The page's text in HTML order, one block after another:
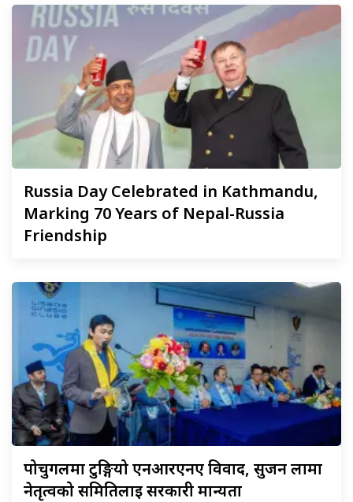
Russia Day Celebrated in Kathmandu,
Marking 70 Years of Nepal-Russia
Friendship
पोर्चुगलमाटुङ्गियो एनआरएनए विवाद, सुजन लामा
नेतृत्वको समितिलाई सरकारी मान्यता